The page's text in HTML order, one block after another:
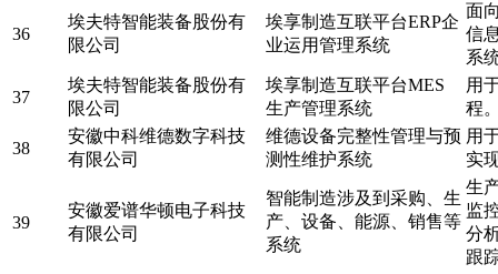
36
埃夫特智能装备股份有
限公司
埃享制造互联平台ERP企
业运用管理系统
面
信
系
37
埃夫特智能装备股份有
限公司
埃享制造互联平台MES
生产管理系统
用
程
38
安徽中科维德数字科技
有限公司
维德设备完整性管理与预
测性维护系统
用
实
39
安徽爱谱华顿电子科技
有限公司
智能制造涉及到采购、生
产、设备、能源、销售等
系统
生
监
分
跟